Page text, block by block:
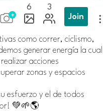
6
3
Join
como correr, ciclismo,
generar energía la cual
acciones
zonas y espacios
esfuerzo y el de todos